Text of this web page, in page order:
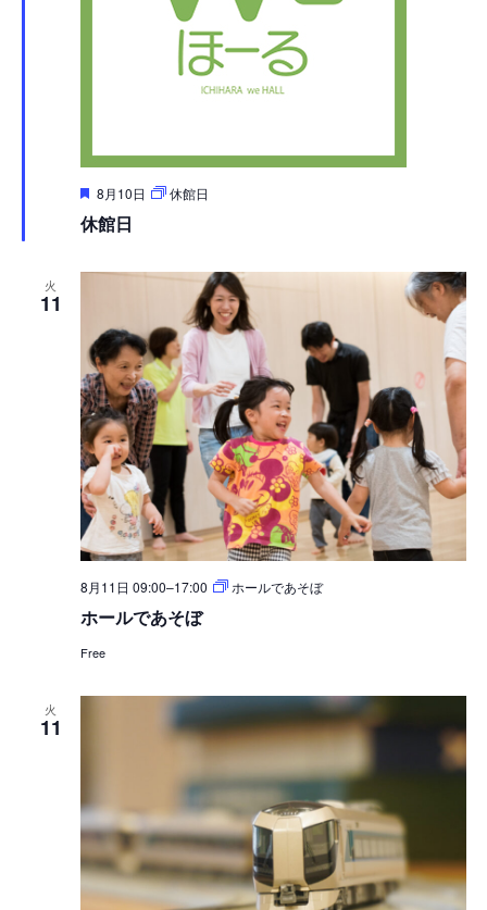
注
8月10日 休館日
休館日
火
11
8月11日 09:00–17:00 ホールであそぼ
ホールであそぼ
Free
火
11